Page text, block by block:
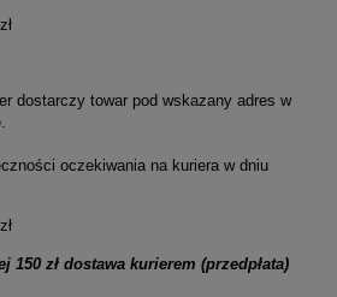
dostarczy towar pod wskazany adres w
oczekiwania na kuriera w dniu
150 zł dostawa kurierem (przedpłata)